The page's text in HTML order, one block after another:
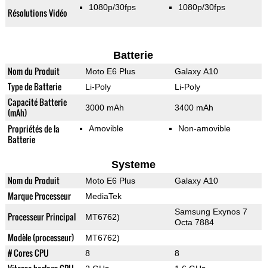
Résolutions Vidéo 1080p/30fps 1080p/30fps
Batterie
Nom du Produit Moto E6 Plus Galaxy A10
Type de Batterie Li-Poly Li-Poly
Capacité Batterie
(mAh)
3000 mAh 3400 mAh
Propriétés de la
Batterie
Amovible Non-amovible
Systeme
Nom du Produit Moto E6 Plus Galaxy A10
Marque Processeur MediaTek
Processeur Principal MT6762)
Samsung Exynos 7
Octa 7884
Modèle (processeur) MT6762)
# Cores CPU 8 8